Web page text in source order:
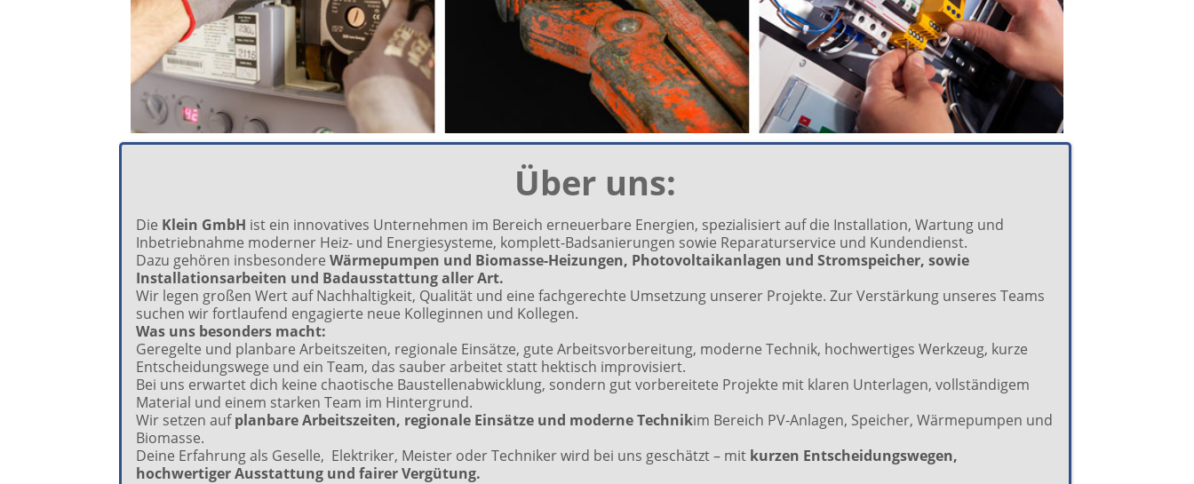
Über uns:
Die Klein GmbH ist ein innovatives Unternehmen im Bereich erneuerbare Energien, spezialisiert auf die Installation, Wartung und
Inbetriebnahme moderner Heiz- und Energiesysteme, komplett-Badsanierungen sowie Reparaturservice und Kundendienst.
Dazu gehören insbesondere Wärmepumpen und Biomasse-Heizungen, Photovoltaikanlagen und Stromspeicher, sowie
Installationsarbeiten und Badausstattung aller Art.
Wir legen großen Wert auf Nachhaltigkeit, Qualität und eine fachgerechte Umsetzung unserer Projekte. Zur Verstärkung unseres Teams
suchen wir fortlaufend engagierte neue Kolleginnen und Kollegen.
Was uns besonders macht:
Geregelte und planbare Arbeitszeiten, regionale Einsätze, gute Arbeitsvorbereitung, moderne Technik, hochwertiges Werkzeug, kurze
Entscheidungswege und ein Team, das sauber arbeitet statt hektisch improvisiert.
Bei uns erwartet dich keine chaotische Baustellenabwicklung, sondern gut vorbereitete Projekte mit klaren Unterlagen, vollständigem
Material und einem starken Team im Hintergrund.
Wir setzen aufplanbare Arbeitszeiten, regionale Einsätze und moderne Technikim Bereich PV-Anlagen, Speicher, Wärmepumpen und
Biomasse.
Deine Erfahrung als Geselle, Elektriker, Meister oder Techniker wird bei uns geschätzt – mit kurzen Entscheidungswegen,
hochwertiger Ausstattung und fairer Vergütung.